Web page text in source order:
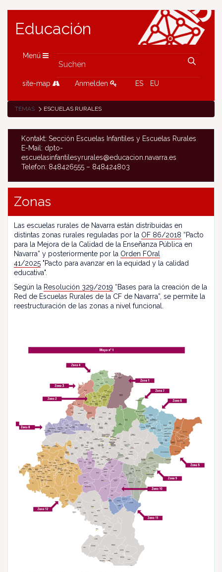
Educación
Menü
site-map Anmelden ES EU
TEMAS ESCUELAS RURALES
Kontakt: Sección Escuelas Infantiles y Escuelas Rurales
E-Mail: dpto-
escuelasinfantilesyrurales@educacion.navarra.es
Telefon: 848426555 – 848424803
Zonas
Las escuelas rurales de Navarra están distribuidas en
distintas zonas rurales reguladas por la OF 86/2018 “Pacto
para la Mejora de la Calidad de la Enseñanza Pública en
Navarra” y posteriormente por la Orden FOral
41/2025 "Pacto para avanzar en la equidad y la calidad
educativa".
Según la Resolución 329/2019 “Bases para la creación de la
Red de Escuelas Rurales de la CF de Navarra”, se permite la
reestructuración de las zonas a nivel funcional.